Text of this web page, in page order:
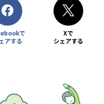
で
アする
Xで
シェアする